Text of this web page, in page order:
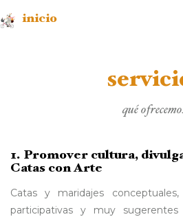
inicio
qué
1. Promover cultura,
Catas con Arte
Catas y maridajes
participativas y muy